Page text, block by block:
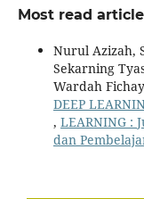
Most read
Nurul Azizah,
Sekarning
Wardah
DEEP
, LEARNING :
dan